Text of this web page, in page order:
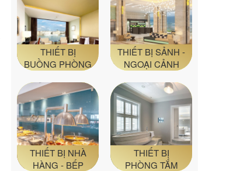
THIẾT BỊ
BUỒNG PHÒNG
THIẾT BỊ SẢNH -
NGOẠI CẢNH
THIẾT BỊ NHÀ
HÀNG - BẾP
THIẾT BỊ
PHÒNG TẮM